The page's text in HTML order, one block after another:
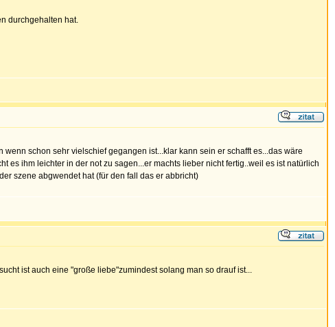
durchgehalten hat.
schon sehr vielschief gegangen ist...klar kann sein er schafft es...das wäre
es ihm leichter in der not zu sagen...er machts lieber nicht fertig..weil es ist natürlich
szene abgwendet hat (für den fall das er abbricht)
ist auch eine "große liebe"zumindest solang man so drauf ist...